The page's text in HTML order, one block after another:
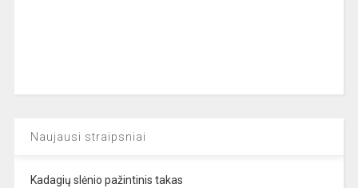
Naujausi straipsniai
Kadagių slėnio pažintinis takas